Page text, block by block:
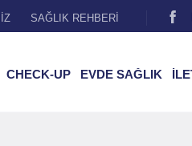
SAĞLIK REHBERİ
CHECK-UP EVDE SAĞLIK